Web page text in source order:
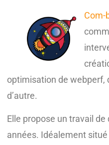
Com-
optimisation de webperf,
d’autre.
Elle propose un travail
années. Idéalement